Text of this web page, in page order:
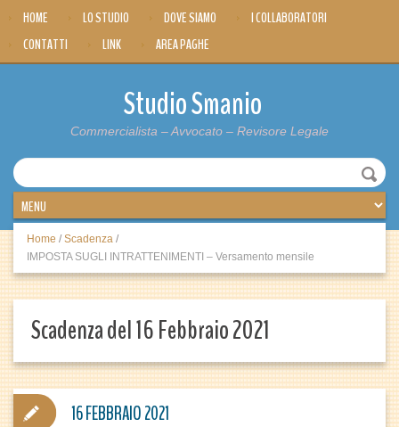
HOME LO STUDIO DOVE SIAMO
I COLLABORATORI
CONTATTI
LINK AREA PAGHE
Studio Smanio
Commercialista – Avvocato – Revisore Legale
Home / Scadenza /
IMPOSTA SUGLI INTRATTENIMENTI – Versamento mensile
Scadenza del 16 Febbraio 2021
16 FEBBRAIO 2021